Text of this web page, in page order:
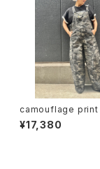
camouflage
e overall オーバー
ペット カモフラージ
¥17,380